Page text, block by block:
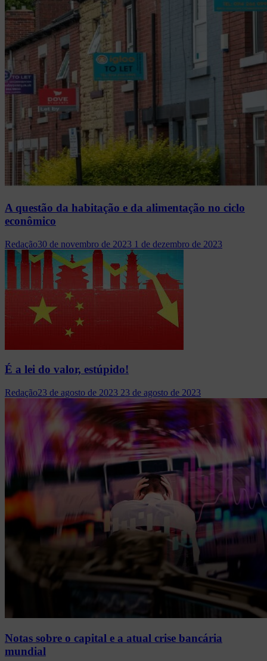
A questão da habitação e da alimentação no ciclo
econômico
Redação30 de novembro de 2023 1 de dezembro de 2023
É a lei do valor, estúpido!
Redação23 de agosto de 2023 23 de agosto de 2023
Notas sobre o capital e a atual crise bancária
mundial